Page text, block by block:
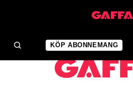
KÖP ABONNEMANG